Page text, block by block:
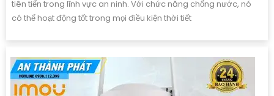
tiên tiến trong lĩnh vực an ninh. Với chức năng chống nước, nó
có thể hoạt động tốt trong mọi điều kiện thời tiết